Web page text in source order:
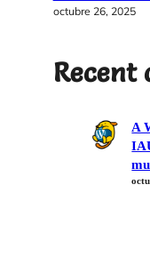
octubre 26, 2025
Recent
A